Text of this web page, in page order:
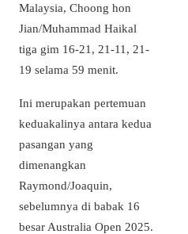
Malaysia, Choong hon
Jian/Muhammad Haikal
tiga gim 16-21, 21-11, 21-
19 selama 59 menit.
Ini merupakan pertemuan
keduakalinya antara kedua
pasangan yang
dimenangkan
Raymond/Joaquin,
sebelumnya di babak 16
besar Australia Open 2025.